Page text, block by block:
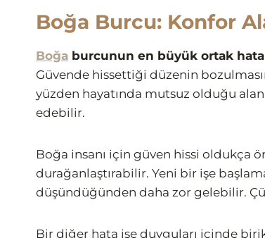
Boğa Burcu: Konfor
Boğa burcunun en büyük ortak
Güvende hissettiği düzenin
yüzden hayatında mutsuz olduğu
edebilir.
Boğa insanı için güven hissi oldukça
durağanlaştırabilir. Yeni bir işe
düşündüğünden daha zor gelebilir.
Bir diğer hata ise duyguları içinde